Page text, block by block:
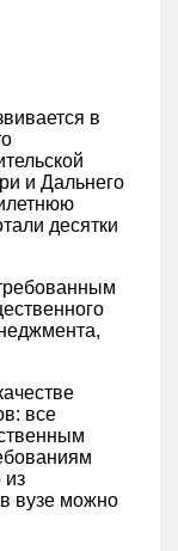
в
и Дальнего
десятки
все
из
вузе можно